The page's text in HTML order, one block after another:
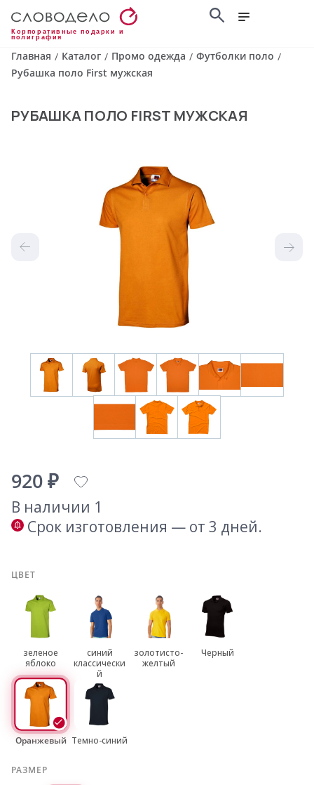
Корпоративные подарки и
полиграфия
Главная / Каталог / Промо одежда / Футболки поло /
Рубашка поло First мужская
РУБАШКА ПОЛО FIRST МУЖСКАЯ
920 ₽
В наличии 1
Срок изготовления — от 3 дней.
ЦВЕТ
зеленое
яблоко
синий
классически
й
золотисто-
желтый
Черный
Оранжевый Темно-синий
РАЗМЕР